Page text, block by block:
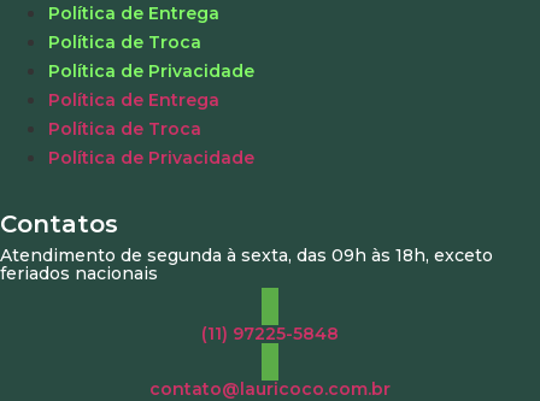
Política de Entrega
Política de Troca
Política de Privacidade
Política de Entrega
Política de Troca
Política de Privacidade
Contatos
Atendimento de segunda à sexta, das 09h às 18h, exceto
feriados nacionais
(11) 97225-5848
contato@lauricoco.com.br